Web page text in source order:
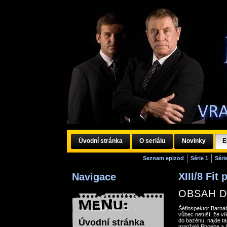
Úvodní stránka O seriálu Novinky
Seznam epizod Série 1
Navigace
Úvodní stránka
XIII/8 Fit
OBSAH
Šéfinspektor
vůbec netuší, že
do bazénu, najde